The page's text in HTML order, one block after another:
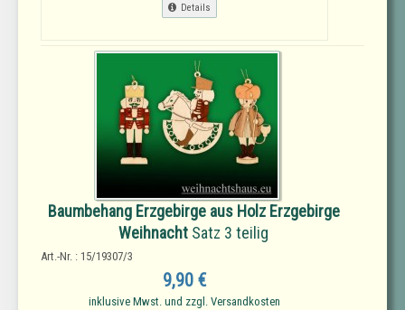
Details
Baumbehang Erzgebirge aus Holz Erzgebirge
Weihnacht Satz 3 teilig
Art.-Nr. : 15/19307/3
9,90 €
inklusive Mwst. und zzgl. Versandkosten